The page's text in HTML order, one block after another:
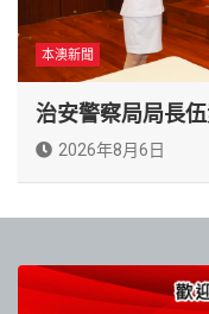
本澳新聞
治安警察局局長
2026年8月6日